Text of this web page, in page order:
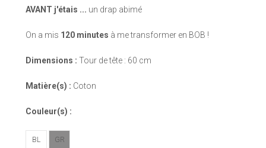
AVANT j'étais ... un drap abimé
On a mis 120 minutes à me transformer en BOB !
Dimensions : Tour de tête : 60 cm
Matière(s) : Coton
Couleur(s) :
BL GR